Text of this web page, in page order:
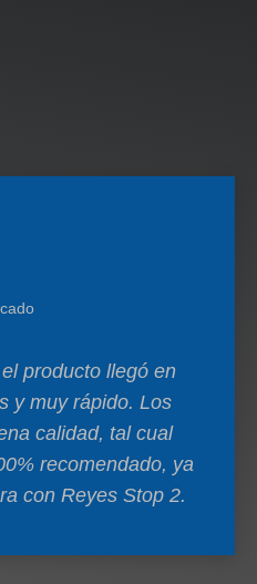
producto llegó en
y muy rápido. Los
calidad, tal cual
recomendado, ya
con Reyes Stop 2.